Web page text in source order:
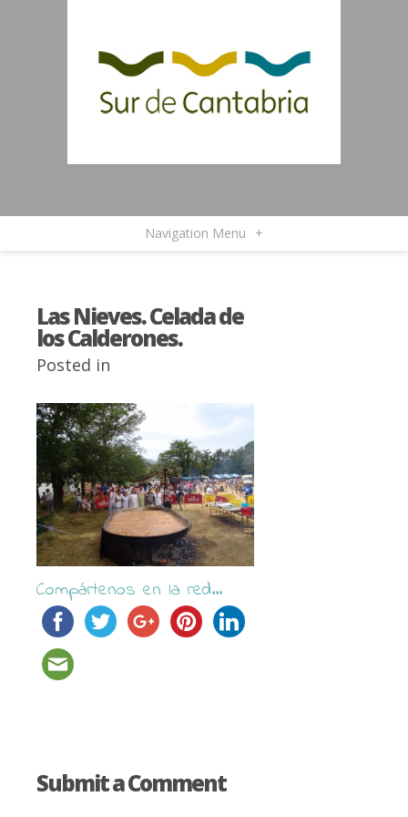
Navigation Menu +
Las Nieves. Celada de
los Calderones.
Posted in
Compártenos en la red...
Submit a Comment